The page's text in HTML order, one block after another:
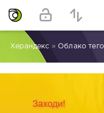
Херандекс » Облако